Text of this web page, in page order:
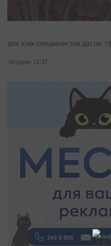
для этих специалистов достиг
сегодня, 12:37